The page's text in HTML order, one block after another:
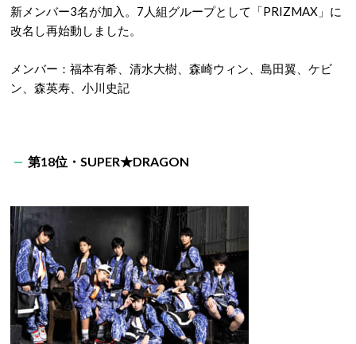
新メンバー3名が加入。7人組グループとして「PRIZMAX」に
改名し再始動しました。
メンバー：福本有希、清水大樹、森崎ウィン、島田翼、ケビ
ン、森英寿、小川史記
第18位・SUPER★DRAGON